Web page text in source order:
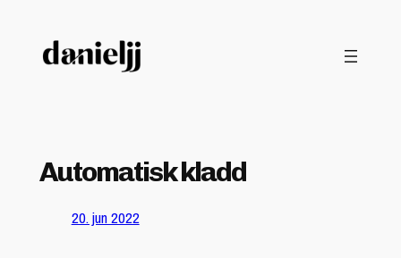
innhold
Automatisk kladd
20. jun 2022